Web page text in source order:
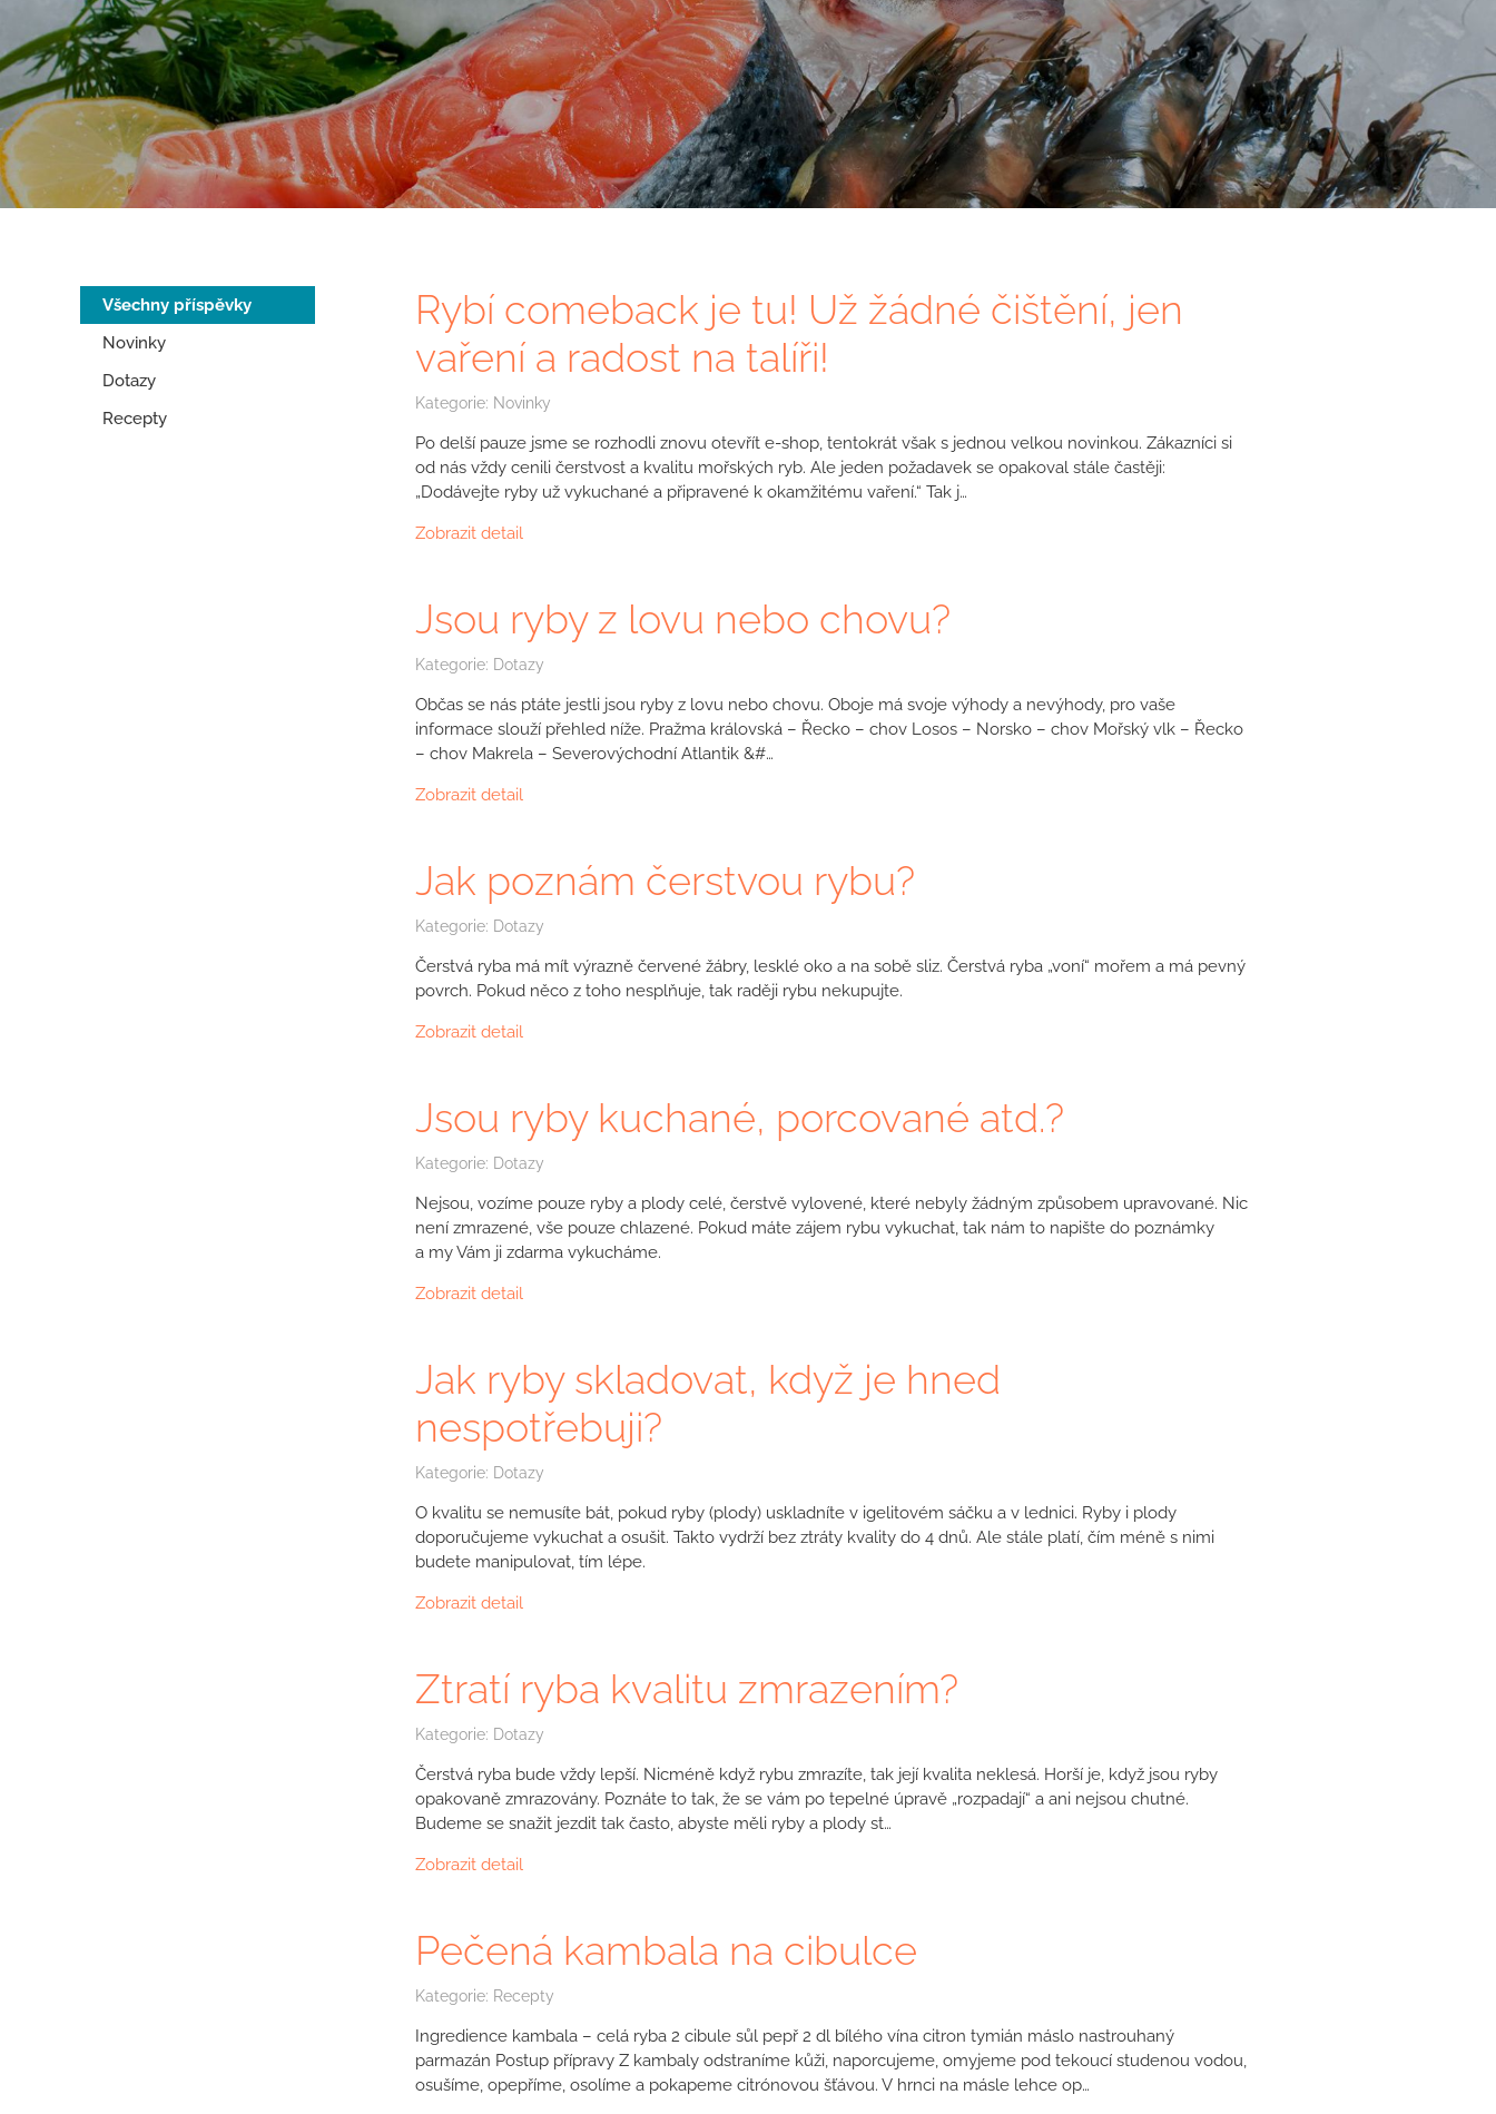
Rybí comeback je tu! Už žádné čištění, jen
vaření a radost na talíři!
Kategorie: Novinky
Po delší pauze jsme se rozhodli znovu otevřít e-shop, tentokrát však s jednou velkou novinkou. Zákazníci si
od nás vždy cenili čerstvost a kvalitu mořských ryb. Ale jeden požadavek se opakoval stále častěji:
„Dodávejte ryby už vykuchané a připravené k okamžitému vaření.“ Tak j…
Zobrazit detail
Jsou ryby z lovu nebo chovu?
Kategorie: Dotazy
Občas se nás ptáte jestli jsou ryby z lovu nebo chovu. Oboje má svoje výhody a nevýhody, pro vaše
informace slouží přehled níže. Pražma královská – Řecko – chov Losos – Norsko – chov Mořský vlk – Řecko
– chov Makrela – Severovýchodní Atlantik &#…
Zobrazit detail
Jak poznám čerstvou rybu?
Kategorie: Dotazy
Čerstvá ryba má mít výrazně červené žábry, lesklé oko a na sobě sliz. Čerstvá ryba „voní“ mořem a má pevný
povrch. Pokud něco z toho nesplňuje, tak raději rybu nekupujte.
Zobrazit detail
Jsou ryby kuchané, porcované atd.?
Kategorie: Dotazy
Nejsou, vozíme pouze ryby a plody celé, čerstvě vylovené, které nebyly žádným způsobem upravované. Nic
není zmrazené, vše pouze chlazené. Pokud máte zájem rybu vykuchat, tak nám to napište do poznámky
a my Vám ji zdarma vykucháme.
Zobrazit detail
Jak ryby skladovat, když je hned
nespotřebuji?
Kategorie: Dotazy
O kvalitu se nemusíte bát, pokud ryby (plody) uskladníte v igelitovém sáčku a v lednici. Ryby i plody
doporučujeme vykuchat a osušit. Takto vydrží bez ztráty kvality do 4 dnů. Ale stále platí, čím méně s nimi
budete manipulovat, tím lépe.
Zobrazit detail
Ztratí ryba kvalitu zmrazením?
Kategorie: Dotazy
Čerstvá ryba bude vždy lepší. Nicméně když rybu zmrazíte, tak její kvalita neklesá. Horší je, když jsou ryby
opakovaně zmrazovány. Poznáte to tak, že se vám po tepelné úpravě „rozpadají“ a ani nejsou chutné.
Budeme se snažit jezdit tak často, abyste měli ryby a plody st…
Zobrazit detail
Pečená kambala na cibulce
Kategorie: Recepty
Ingredience kambala – celá ryba 2 cibule sůl pepř 2 dl bílého vína citron tymián máslo nastrouhaný
parmazán Postup přípravy Z kambaly odstraníme kůži, naporcujeme, omyjeme pod tekoucí studenou vodou,
osušíme, opepříme, osolíme a pokapeme citrónovou šťávou. V hrnci na másle lehce op…
Všechny příspěvky
Novinky
Dotazy
Recepty